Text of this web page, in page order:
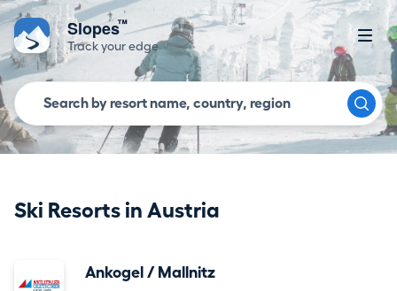
Slopes™
Track your edge
Ski Resorts in Austria
Ankogel / Mallnitz